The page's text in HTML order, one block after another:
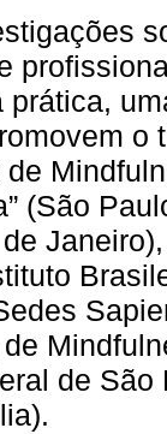
prática,
o
de
(São
de